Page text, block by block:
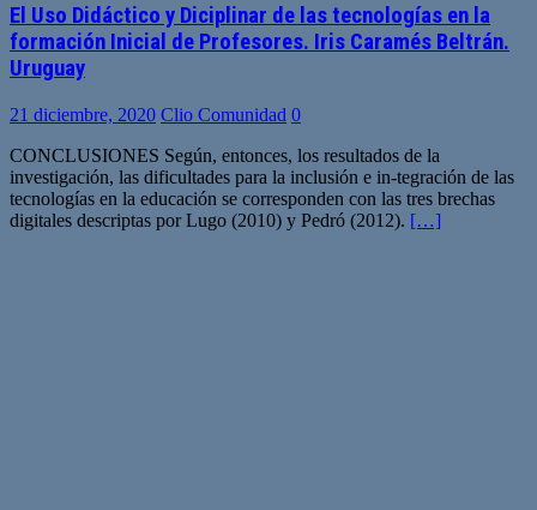
El Uso Didáctico y Diciplinar de las tecnologías en la
formación Inicial de Profesores. Iris Caramés Beltrán.
Uruguay
21 diciembre, 2020 Clio Comunidad 0
CONCLUSIONES Según, entonces, los resultados de la
investigación, las dificultades para la inclusión e in-tegración de las
tecnologías en la educación se corresponden con las tres brechas
digitales descriptas por Lugo (2010) y Pedró (2012). […]